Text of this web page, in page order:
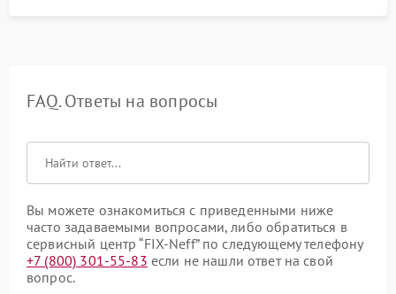
FAQ. Ответы на вопросы
Вы можете ознакомиться с приведенными ниже
часто задаваемыми вопросами, либо обратиться в
сервисный центр “FIX-Neff” по следующему телефону
+7 (800) 301-55-83 если не нашли ответ на свой
вопрос.